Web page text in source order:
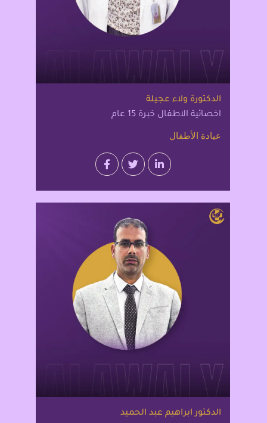
الدكتورة ولاء عجيلة
اخصائية الاطفال خبرة 15 عام
عيادة الأطفال
الدكتور ابراهيم عبد الحميد